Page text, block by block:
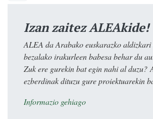
Izan zaitez ALEAkide!
ALEA da Arabako euskarazko
bezalako irakurleen babesa behar du
Zuk ere gurekin bat egin nahi al duzu?
ezberdinak dituzu gure proiektuarekin
Informazio gehiago